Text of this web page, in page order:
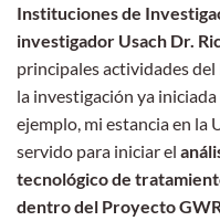
Instituciones de
investigador Usach Dr.
principales actividades
la investigación ya
ejemplo, mi estancia en la
servido para iniciar el
tecnológico de
dentro del Proyecto